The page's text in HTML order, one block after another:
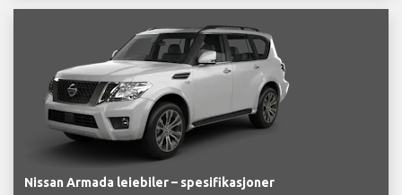
Nissan Armada leiebiler – spesifikasjoner